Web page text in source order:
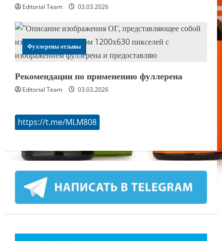
Editorial Team 03.03.2026
Фуллерены отзывы
Рекомендации по применению фуллерена
Editorial Team 03.03.2026
https://t.me/MLM808